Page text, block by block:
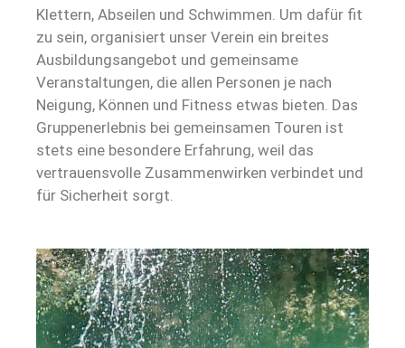
Klettern, Abseilen und Schwimmen. Um dafür fit
zu sein, organisiert unser Verein ein breites
Ausbildungsangebot und gemeinsame
Veranstaltungen, die allen Personen je nach
Neigung, Können und Fitness etwas bieten. Das
Gruppenerlebnis bei gemeinsamen Touren ist
stets eine besondere Erfahrung, weil das
vertrauensvolle Zusammenwirken verbindet und
für Sicherheit sorgt.